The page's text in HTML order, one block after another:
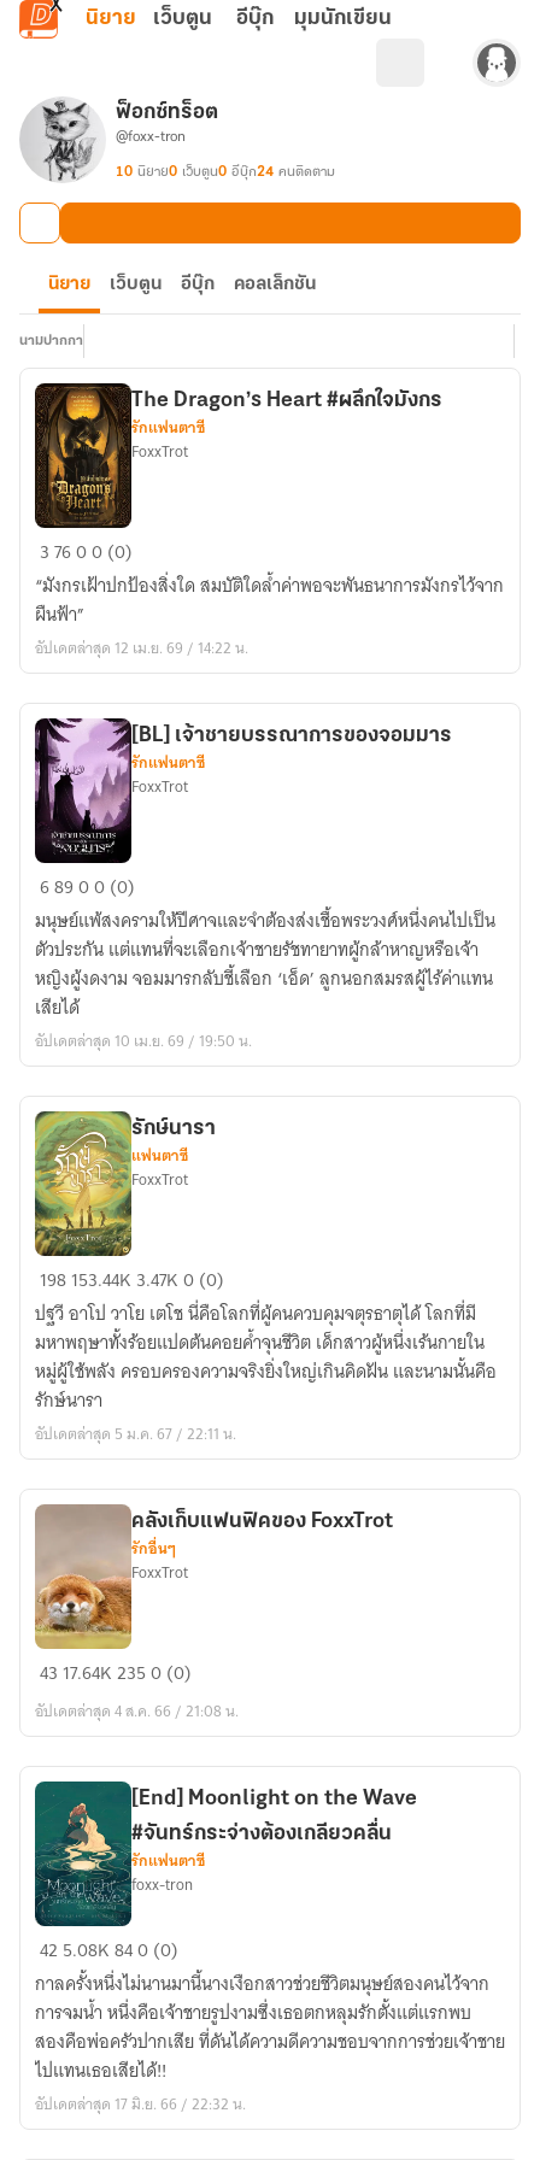
ข้ามไปยังเนื้อหาหลัก
นิยาย เว็บตูน อีบุ๊ก มุมนักเขียน
ฟ็อกซ์ทร็อต
@foxx-tron
10 นิยาย0 เว็บตูน0 อีบุ๊ก24 คนติดตาม
นิยาย เว็บตูน อีบุ๊ก คอลเล็กชัน
นามปากกา
The
Dragon’s
Heart
#ผลึก
ใจ
The Dragon’s Heart #ผลึกใจมังกร
รักแฟนตาซี
FoxxTrot
37600 (0)
“มังกรเฝ้าปกป้องสิ่งใด สมบัติใดล้ำค่าพอจะพันธนาการมังกรไว้จาก
ผืนฟ้า”
อัปเดตล่าสุด 12 เม.ย. 69 / 14:22 น.
[BL]
ชาย
บรรณาการ
ของ
จอม
มาร
[BL] เจ้าชายบรรณาการของจอมมาร
รักแฟนตาซี
FoxxTrot
68900 (0)
มนุษย์แพ้สงครามให้ปีศาจและจำต้องส่งเชื้อพระวงศ์หนึ่งคนไปเป็น
ตัวประกัน แต่แทนที่จะเลือกเจ้าชายรัชทายาทผู้กล้าหาญหรือเจ้า
หญิงผู้งดงาม จอมมารกลับชี้เลือก ‘เอ็ด’ ลูกนอกสมรสผู้ไร้ค่าแทน
เสียได้
อัปเดตล่าสุด 10 เม.ย. 69 / 19:50 น.
รักษ์
นารา
รักษ์นารา
แฟนตาซี
FoxxTrot
198153.44K 3.47K0 (0)
ปฐวี อาโป วาโย เตโช นี่คือโลกที่ผู้คนควบคุมจตุรธาตุได้ โลกที่มี
มหาพฤษาทั้งร้อยแปดต้นคอยค้ำจุนชีวิต เด็กสาวผู้หนึ่งเร้นกายใน
หมู่ผู้ใช้พลัง ครอบครองความจริงยิ่งใหญ่เกินคิดฝัน และนามนั้นคือ
รักษ์นารา
อัปเดตล่าสุด 5 ม.ค. 67 / 22:11 น.
คลัง
แฟน
ของ
FoxxTrot
คลังเก็บแฟนฟิคของ FoxxTrot
รักอื่นๆ
FoxxTrot
43 17.64K2350 (0)
อัปเดตล่าสุด 4 ส.ค. 66 / 21:08 น.
[End]
Moonlight
on
the
Wave
#จันทร์
กระจ่าง
[End] Moonlight on the Wave
#จันทร์กระจ่างต้องเกลียวคลื่น
รักแฟนตาซี
foxx-tron
42 5.08K840 (0)
กาลครั้งหนึ่งไม่นานมานี้นางเงือกสาวช่วยชีวิตมนุษย์สองคนไว้จาก
การจมน้ำ หนึ่งคือเจ้าชายรูปงามซึ่งเธอตกหลุมรักตั้งแต่แรกพบ
สองคือพ่อครัวปากเสีย ที่ดันได้ความดีความชอบจากการช่วยเจ้าชาย
ไปแทนเธอเสียได้!!
อัปเดตล่าสุด 17 มิ.ย. 66 / 22:32 น.